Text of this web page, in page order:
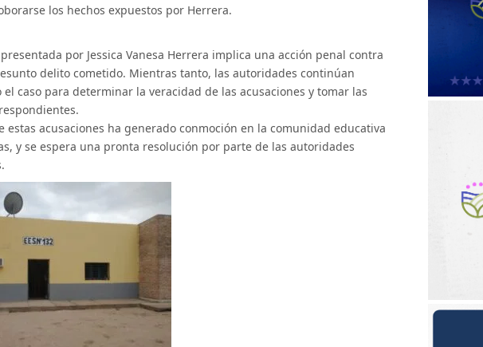
los hechos expuestos por Herrera.
por Jessica Vanesa Herrera implica una acción penal contra
delito cometido. Mientras tanto, las autoridades continúan
caso para determinar la veracidad de las acusaciones y tomar las
estas acusaciones ha generado conmoción en la comunidad educativa
y se espera una pronta resolución por parte de las autoridades